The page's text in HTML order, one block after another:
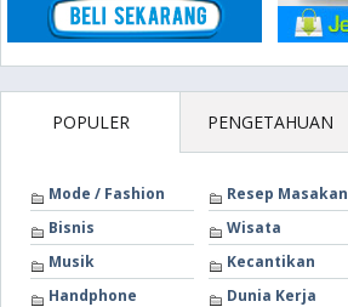
POPULER PENGETAHUAN
Mode / Fashion
Resep Masakan
Bisnis
Wisata
Musik
Kecantikan
Handphone
Dunia Kerja